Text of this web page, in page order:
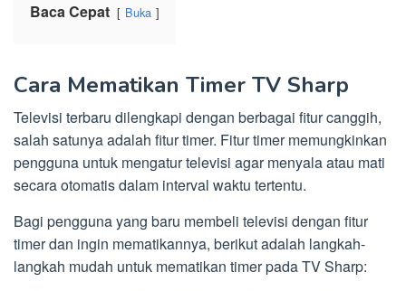
Baca Cepat Buka
Cara Mematikan Timer TV Sharp
Televisi terbaru dilengkapi dengan berbagai fitur canggih,
salah satunya adalah fitur timer. Fitur timer memungkinkan
pengguna untuk mengatur televisi agar menyala atau mati
secara otomatis dalam interval waktu tertentu.
Bagi pengguna yang baru membeli televisi dengan fitur
timer dan ingin mematikannya, berikut adalah langkah-
langkah mudah untuk mematikan timer pada TV Sharp: